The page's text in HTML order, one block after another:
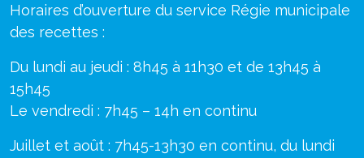
Horaires d’ouverture du service Régie municipale
des recettes :
Du lundi au jeudi : 8h45 à 11h30 et de 13h45 à
15h45
Le vendredi : 7h45 – 14h en continu
Juillet et août : 7h45-13h30 en continu, du lundi